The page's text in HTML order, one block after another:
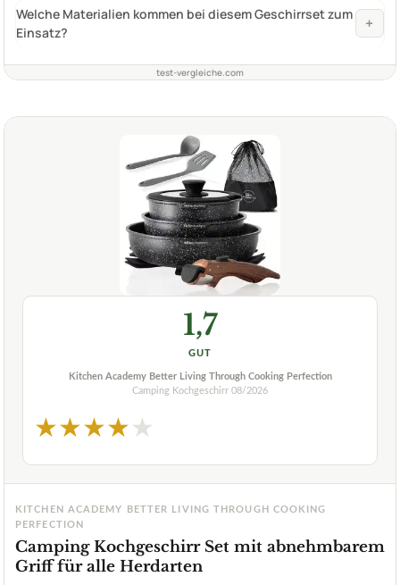
Welche Materialien kommen bei diesem Geschirrset zum
Einsatz?
+
test-vergleiche.com
1,7
GUT
Kitchen Academy Better Living Through Cooking Perfection
Camping Kochgeschirr 08/2026
★★★★★
KITCHEN ACADEMY BETTER LIVING THROUGH COOKING
PERFECTION
Camping Kochgeschirr Set mit abnehmbarem
Griff für alle Herdarten